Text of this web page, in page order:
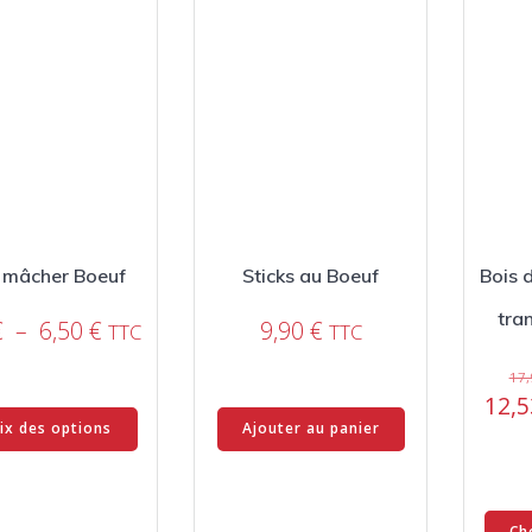
Boeuf
– 6,50€ Plage
3,00 €
à
TTC
des options
Ce
Sticks au Boeuf
9,90 € TTC
Ajouter au panier
Bois